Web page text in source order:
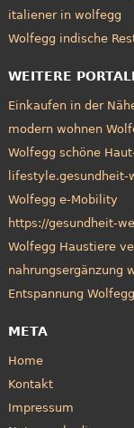
italiener in wolfegg
Wolfegg indische
WEITERE
Einkaufen in der
modern wohnen
Wolfegg schöne
Wolfegg e-Mobility
https://gesundheit-
Wolfegg Haustiere
nahrungsergänzung
Entspannung Wolfegg
META
Home
Kontakt
Impressum